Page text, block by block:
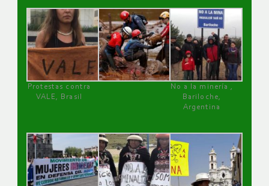
Protestas contra
VALE, Brasil
No a la minería ,
Bariloche,
Argentina